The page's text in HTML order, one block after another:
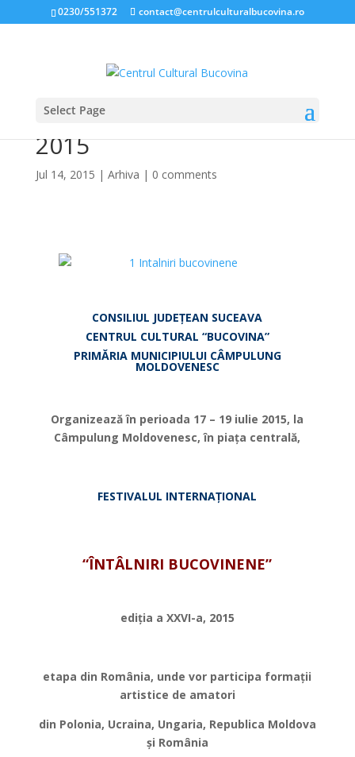
0230/551372 contact@centrulculturalbucovina.ro
Select Page
ÎNTÂLNIRI BUCOVINENE
2015
Jul 14, 2015 | Arhiva | 0 comments
CONSILIUL JUDEȚEAN SUCEAVA
CENTRUL CULTURAL “BUCOVINA”
PRIMĂRIA MUNICIPIULUI CÂMPULUNG
MOLDOVENESC
Organizează în perioada 17 – 19 iulie 2015, la
Câmpulung Moldovenesc, în piața centrală,
FESTIVALUL INTERNAȚIONAL
“ÎNTÂLNIRI BUCOVINENE”
ediția a XXVI-a, 2015
etapa din România, unde vor participa formații
artistice de amatori
din Polonia, Ucraina, Ungaria, Republica Moldova
și România